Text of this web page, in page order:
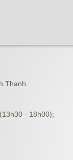
Thạnh.
- 18h00);